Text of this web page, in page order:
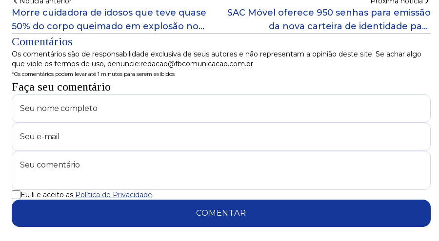
Morre cuidadora de idosos que teve quase
50% do corpo queimado em explosão no
terminal Pirajá
SAC Móvel oferece 950 senhas para emissão
da nova carteira de identidade para
Comentários
Os comentários são de responsabilidade exclusiva de seus autores e não representam a opinião deste site. Se achar algo
que viole os termos de uso, denuncie:redacao@fbcomunicacao.com.br
*Os comentários podem levar até 1 minutos para serem exibidos
Faça seu comentário
Eu li e aceito as Política de Privacidade.
COMENTAR